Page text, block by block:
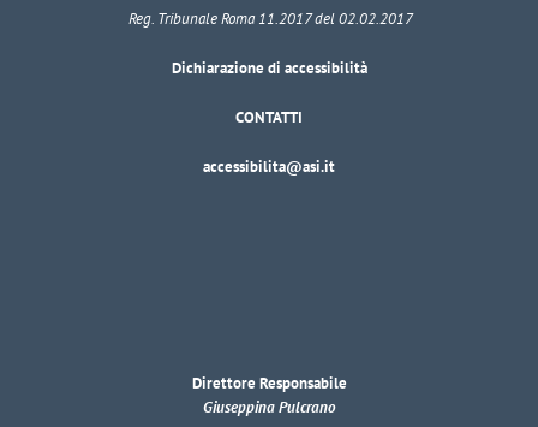
Reg. Tribunale Roma 11.2017 del 02.02.2017
Dichiarazione di accessibilità
CONTATTI
accessibilita@asi.it
Direttore Responsabile
Giuseppina Pulcrano